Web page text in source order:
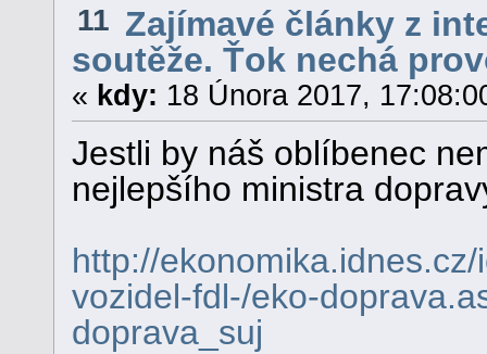
11 Zajímavé články z
soutěže. Ťok nechá
« kdy: 18 Února 2017,
Jestli by náš oblíbenec
nejlepšího ministra
http://
vozidel-fdl-/eko-
doprava_suj